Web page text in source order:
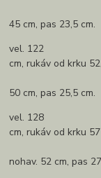
kalhoty:
45 cm, pas 23,5 cm.
vel. 122 Horní
cm, rukáv od krku
kalhoty:
50 cm, pas 25,5 cm.
vel. 128 Horní
cm, rukáv od krku
kalhoty:
nohav. 52 cm, pas